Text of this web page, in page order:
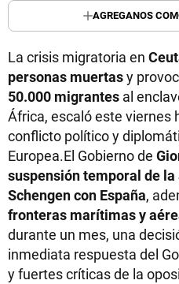
AGREGANOS
La crisis migratoria en
personas muertasy
50.000 migrantes al
África, escaló este viernes
conflicto político y
Europea.El Gobierno de
suspensión temporal de
Schengen con España,
fronteras marítimas y
durante un mes, una
inmediata respuesta del
y fuertes críticas de la